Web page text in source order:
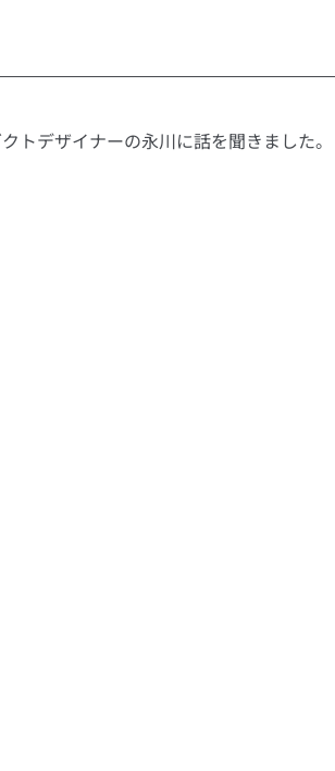
トデザイナーの永川に話を聞きました。